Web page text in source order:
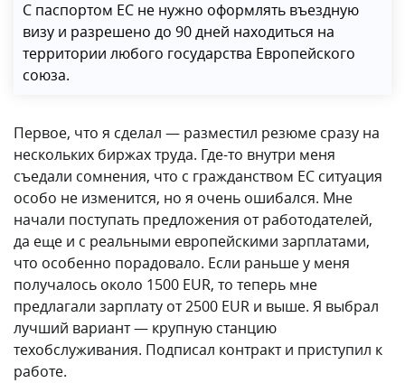
С паспортом ЕС не нужно оформлять въездную
визу и разрешено до 90 дней находиться на
территории любого государства Европейского
союза.
Первое, что я сделал — разместил резюме сразу на
нескольких биржах труда. Где-то внутри меня
съедали сомнения, что с гражданством ЕС ситуация
особо не изменится, но я очень ошибался. Мне
начали поступать предложения от работодателей,
да еще и с реальными европейскими зарплатами,
что особенно порадовало. Если раньше у меня
получалось около 1500 EUR, то теперь мне
предлагали зарплату от 2500 EUR и выше. Я выбрал
лучший вариант — крупную станцию
техобслуживания. Подписал контракт и приступил к
работе.